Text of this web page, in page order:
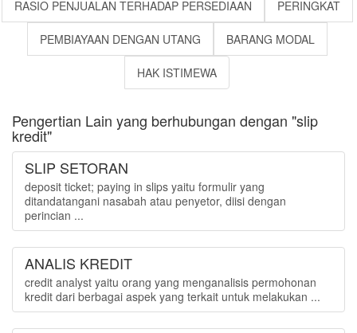
RASIO PENJUALAN TERHADAP PERSEDIAAN PERINGKAT
PEMBIAYAAN DENGAN UTANG BARANG MODAL
HAK ISTIMEWA
Pengertian Lain yang berhubungan dengan "slip
kredit"
SLIP SETORAN
deposit ticket; paying in slips yaitu formulir yang
ditandatangani nasabah atau penyetor, diisi dengan
perincian ...
ANALIS KREDIT
credit analyst yaitu orang yang menganalisis permohonan
kredit dari berbagai aspek yang terkait untuk melakukan ...